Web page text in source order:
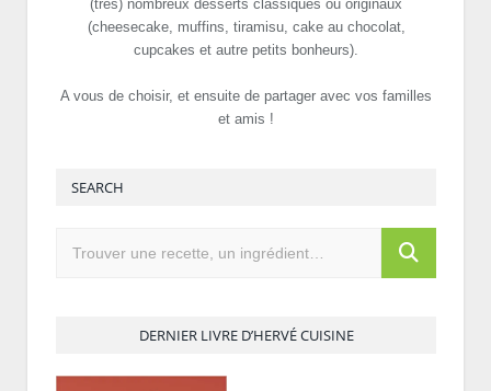
(très) nombreux desserts classiques ou originaux
(cheesecake, muffins, tiramisu, cake au chocolat,
cupcakes et autre petits bonheurs).
A vous de choisir, et ensuite de partager avec vos familles
et amis !
SEARCH
DERNIER LIVRE D’HERVÉ CUISINE